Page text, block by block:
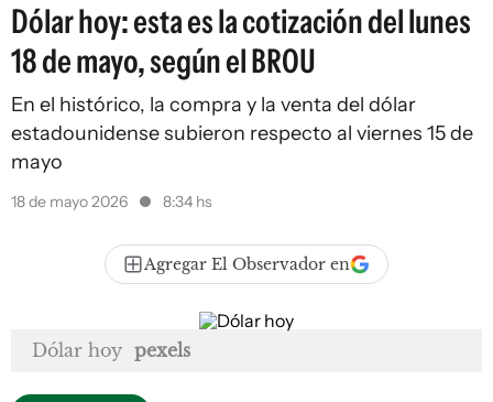
Dólar hoy: esta es la cotización del lunes
18 de mayo, según el BROU
En el histórico, la compra y la venta del dólar
estadounidense subieron respecto al viernes 15 de
mayo
18 de mayo 2026 8:34 hs
Agregar El Observador en
Dólar hoy pexels